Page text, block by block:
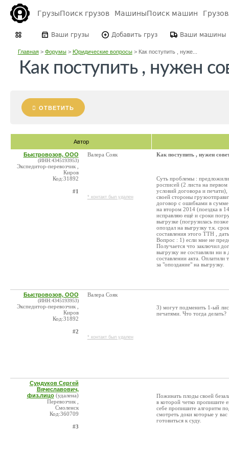
ГрузыПоиск грузов МашиныПоиск машин
Ваши грузы Добавить груз Ваши машины
Главная> Форумы> Юридические вопросы> Как поступить , нуже...
Как поступить , нужен
ОТВЕТИТЬ
Автор
Быстровозов, ООО
(ИНН:4345193953)
Экспедитор-перевозчик ,
Киров
Код:31892
#1
Валера Сояк
* контакт был удален
Как поступить , нужен
Суть проблемы : предложили
росписей (2 листа на
условий договора и
своей стороны
договор с ошибками в
на втором 2014 (поездка в
исправляю ещё и сроки
выгрузке (погрузилась
опоздал на выгрузку т.к.
составления этого ТТН ,
Вопрос : 1) если мне не
Получается что заключил
выгрузку не составляли ни
составлении акта. Оплатили
за "опоздание" на выгрузку.
Быстровозов, ООО
(ИНН:4345193953)
Экспедитор-перевозчик ,
Киров
Код:31892
#2
Валера Сояк
* контакт был удален
3) могут подменить 1-ый
печатями. Что тогда делать?
Сундуков Сергей
Вячеславович,
физ.лицо (удалена)
Перевозчик ,
Смоленск
Код:360709
#3
Пожинать плоды своей
в которой четко пропишите
себе пропишите алгоритм
смотреть доки которые у
готовиться к суду.